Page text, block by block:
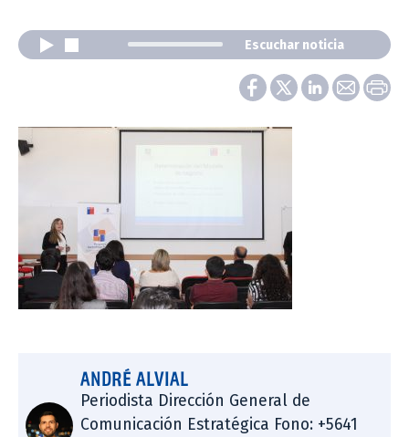
Escuchar noticia
ANDRÉ ALVIAL
Periodista Dirección General de
Comunicación Estratégica Fono: +5641